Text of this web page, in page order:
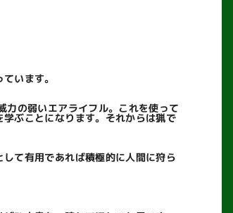
います。
の弱いエアライフル。これを使って
ぶことになります。それからは猟で
て有用であれば積極的に人間に狩ら